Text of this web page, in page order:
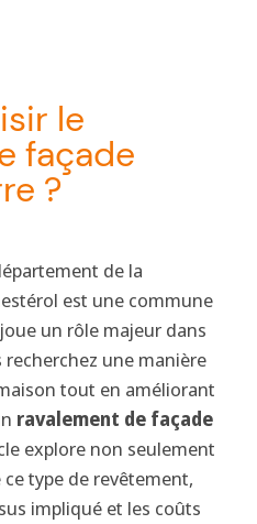
le
façade
?
de la
est une commune
un rôle majeur dans
recherchez une manière
tout en améliorant
ravalement de façade
explore non seulement
type de revêtement,
impliqué et les coûts